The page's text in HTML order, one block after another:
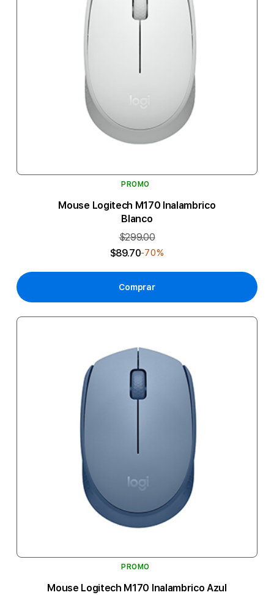
PROMO
Mouse Logitech M170 Inalambrico
Blanco
$299.00
$89.70-70%
Comprar
PROMO
Mouse Logitech M170 Inalambrico Azul